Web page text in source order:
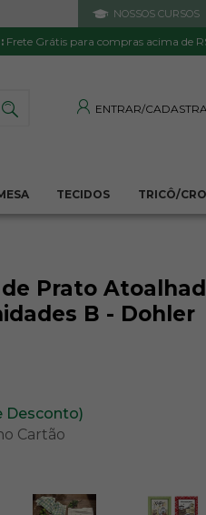
NOSSOS CURSOS
Frete Grátis para compras acima de
ENTRAR/
TECIDOS TRICÔ/
DE QUALIDADE
Garantida
Prato
B - Dohler
Desconto)
Cartão